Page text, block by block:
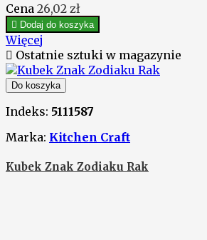
Cena 26,02 zł
 Dodaj do koszyka
Więcej
 Ostatnie sztuki w magazynie
Do koszyka
Indeks: 5111587
Marka: Kitchen Craft
Kubek Znak Zodiaku Rak